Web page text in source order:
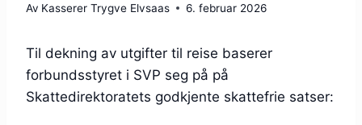
Av Kasserer Trygve Elvsaas 6. februar 2026
Til dekning av utgifter til reise baserer
forbundsstyret i SVP seg på på
Skattedirektoratets godkjente skattefrie satser: